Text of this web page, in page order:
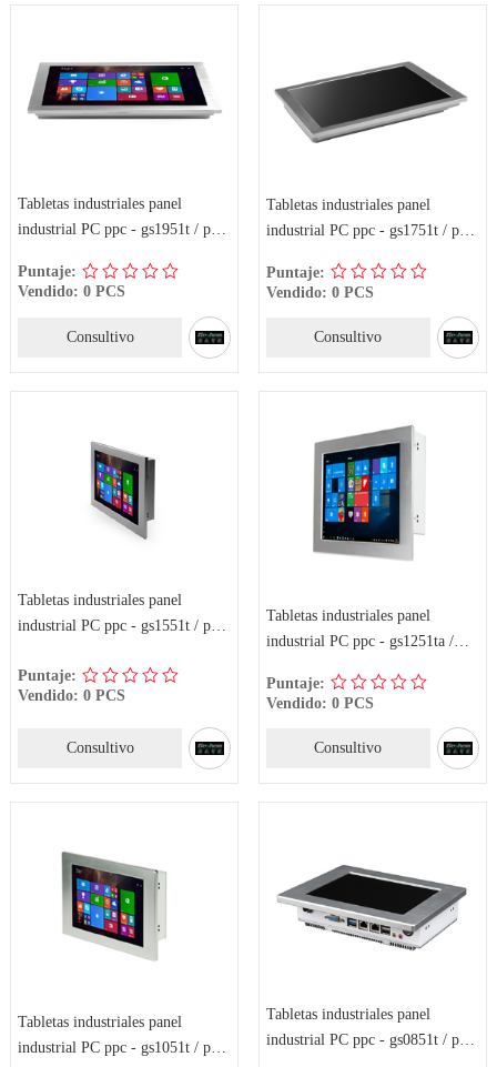
Tabletas industriales panel
industrial PC ppc - gs1951t / ppc
Puntaje:
Vendido: 0 PCS
Consultivo
Tabletas industriales panel
industrial PC ppc - gs1751t / ppc
Puntaje:
Vendido: 0 PCS
Consultivo
Tabletas industriales panel
industrial PC ppc - gs1551t / ppc
Puntaje:
Vendido: 0 PCS
Consultivo
Tabletas industriales panel
industrial PC ppc - gs1251ta /
Puntaje:
Vendido: 0 PCS
Consultivo
Tabletas industriales panel
industrial PC ppc - gs1051t / ppc
Tabletas industriales panel
industrial PC ppc - gs0851t / ppc